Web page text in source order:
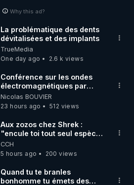
Why this ad?
La problématique des dents
dévitalisées et des implants
TrueMedia
One day ago
2.6 k views
Conférence sur les ondes
électromagnétiques par
Grégoire Caustru et Bart de
Wever !
Nicolas BOUVIER
23 hours ago
512 views
Aux zozos chez Shrek :
"encule toi tout seul espèce
de mal polish"
CCH
5 hours ago
200 views
Quand tu te branles
bonhomme tu émets des